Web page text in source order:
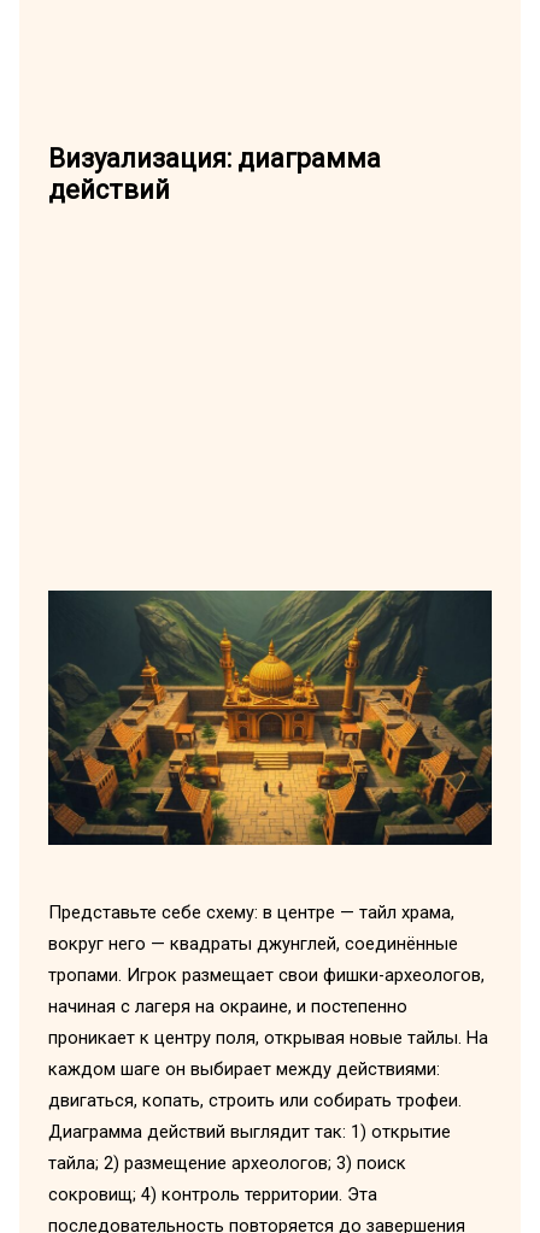
Визуализация: диаграмма
действий
Представьте себе схему: в центре — тайл храма,
вокруг него — квадраты джунглей, соединённые
тропами. Игрок размещает свои фишки-археологов,
начиная с лагеря на окраине, и постепенно
проникает к центру поля, открывая новые тайлы. На
каждом шаге он выбирает между действиями:
двигаться, копать, строить или собирать трофеи.
Диаграмма действий выглядит так: 1) открытие
тайла; 2) размещение археологов; 3) поиск
сокровищ; 4) контроль территории. Эта
последовательность повторяется до завершения